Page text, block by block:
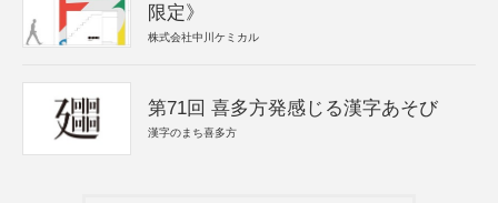
限定》
株式会社中川ケミカル
第71回 喜多方発感じる漢字あそび
漢字のまち喜多方